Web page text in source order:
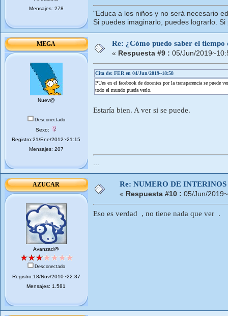
Mensajes: 278
"Educa a los niños y no será necesario
Si puedes imaginarlo, puedes lograrlo.
MEGA
Nuev@
Desconectado
Sexo:
Registro:21/Ene/2012~21:15
Mensajes: 207
Re: ¿Cómo puedo saber el
« Respuesta #9 : 05/Jun/
Cita de: FER en 04/Jun/2019~18:58
PUes en el facebook de docentes por la transparencia se
todo el mundo pueda verlo.
Estaría bien. A ver si se puede.
...
AZUCAR
Avanzad@
Desconectado
Registro:18/Nov/2010~22:37
Mensajes: 1.581
Re: NUMERO DE
« Respuesta #10 : 05/Jun/
Eso es verdad , no tiene nada que ver .